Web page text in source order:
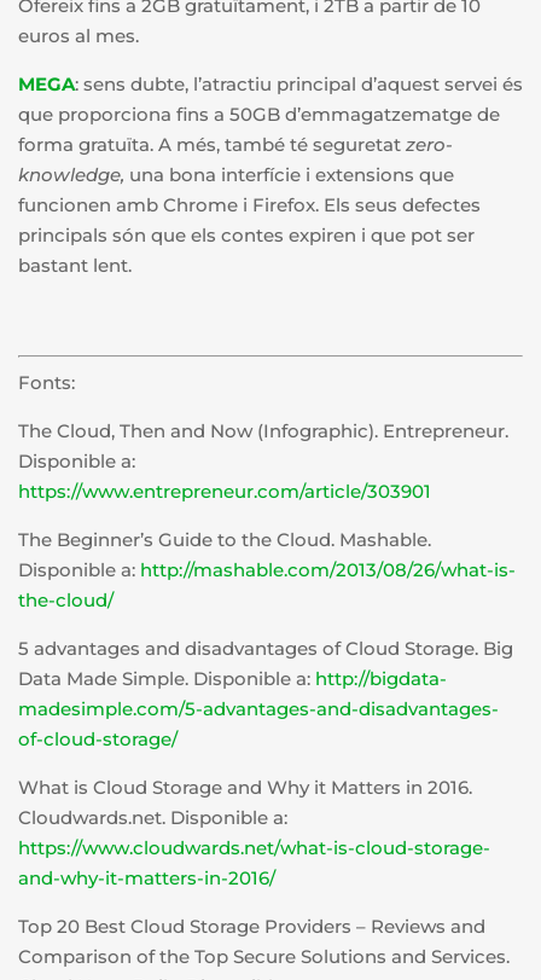
Ofereix fins a 2GB gratuïtament, i 2TB a partir de 10
euros al mes.
MEGA: sens dubte, l’atractiu principal d’aquest servei és
que proporciona fins a 50GB d’emmagatzematge de
forma gratuïta. A més, també té seguretat zero-
knowledge, una bona interfície i extensions que
funcionen amb Chrome i Firefox. Els seus defectes
principals són que els contes expiren i que pot ser
bastant lent.
Fonts:
The Cloud, Then and Now (Infographic). Entrepreneur.
Disponible a:
https://www.entrepreneur.com/article/303901
The Beginner’s Guide to the Cloud. Mashable.
Disponible a: http://mashable.com/2013/08/26/what-is-
the-cloud/
5 advantages and disadvantages of Cloud Storage. Big
Data Made Simple. Disponible a: http://bigdata-
madesimple.com/5-advantages-and-disadvantages-
of-cloud-storage/
What is Cloud Storage and Why it Matters in 2016.
Cloudwards.net. Disponible a:
https://www.cloudwards.net/what-is-cloud-storage-
and-why-it-matters-in-2016/
Top 20 Best Cloud Storage Providers – Reviews and
Comparison of the Top Secure Solutions and Services.